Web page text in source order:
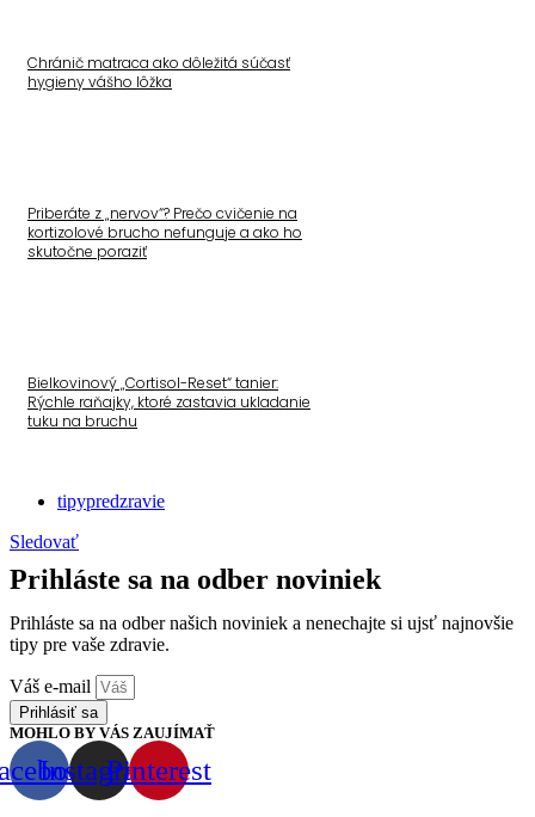
Chránič matraca ako dôležitá súčasť
hygieny vášho lôžka
Priberáte z „nervov“? Prečo cvičenie na
kortizolové brucho nefunguje a ako ho
skutočne poraziť
Bielkovinový „Cortisol-Reset“ tanier:
Rýchle raňajky, ktoré zastavia ukladanie
tuku na bruchu
tipypredzravie
Sledovať
Prihláste sa na odber noviniek
Prihláste sa na odber našich noviniek a nenechajte si ujsť najnovšie
tipy pre vaše zdravie.
Váš e-mail
Prihlásiť sa
MOHLO BY VÁS ZAUJÍMAŤ
InstagramPinterest